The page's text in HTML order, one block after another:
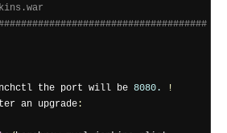
the port will be 8080.
!
an upgrade :